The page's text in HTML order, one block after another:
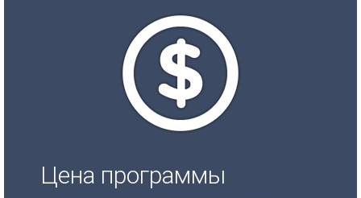
Цена программы